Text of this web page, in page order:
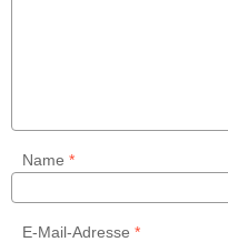
Name *
E-Mail-Adresse *